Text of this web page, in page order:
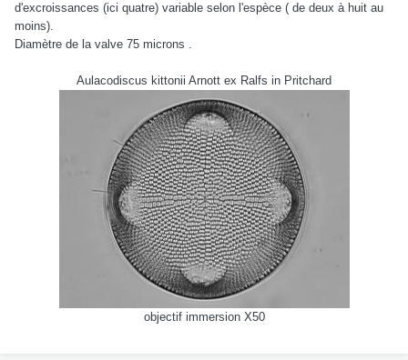
d'excroissances (ici quatre) variable selon l'espèce ( de deux à huit au
moins).
Diamètre de la valve 75 microns .
Aulacodiscus kittonii Arnott ex Ralfs in Pritchard
objectif immersion X50